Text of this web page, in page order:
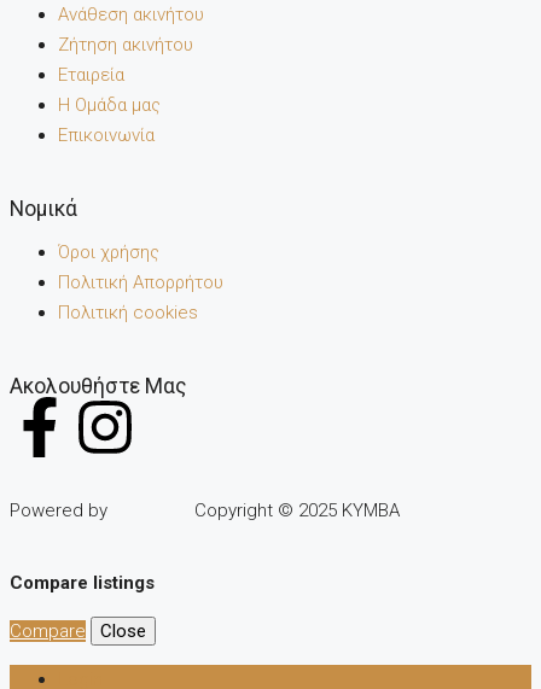
Ανάθεση ακινήτου
Ζήτηση ακινήτου
Εταιρεία
Η Ομάδα μας
Επικοινωνία
Noμικά
Όροι χρήσης
Πολιτική Απορρήτου
Πολιτική cookies
Ακολουθήστε Μας
Powered by Copyright © 2025 KYMBA
Compare listings
Compare Close